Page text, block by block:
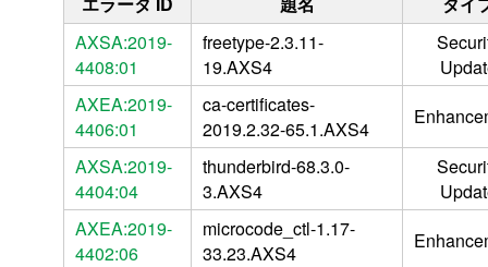
AXSA:2019-
4408:01
freetype-2.3.11-
19.AXS4
AXEA:2019-
4406:01
ca-certificates-
2019.2.32-65.1.AXS4
AXSA:2019-
4404:04
thunderbird-68.3.0-
3.AXS4
AXEA:2019-
4402:06
microcode_ctl-1.17-
33.23.AXS4